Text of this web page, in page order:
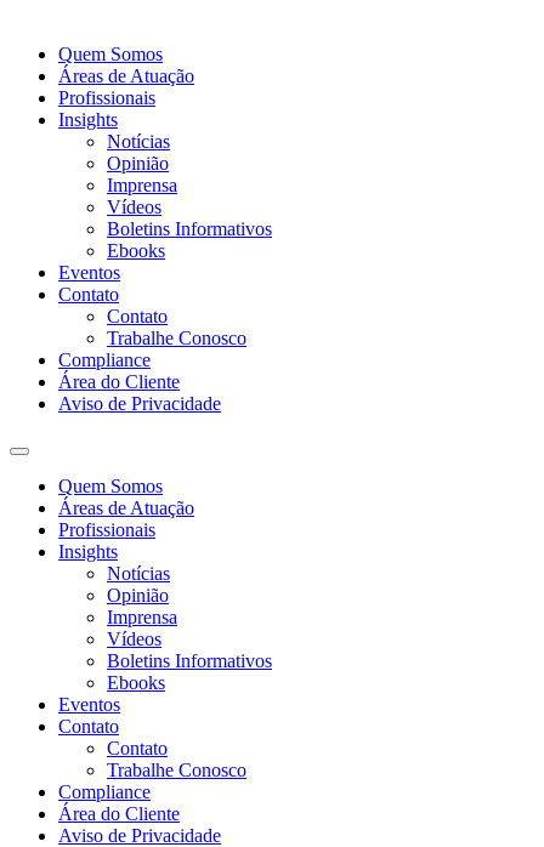
Quem Somos
Áreas de Atuação
Profissionais
Insights
Notícias
Opinião
Imprensa
Vídeos
Boletins Informativos
Ebooks
Eventos
Contato
Contato
Trabalhe Conosco
Compliance
Área do Cliente
Aviso de Privacidade
Quem Somos
Áreas de Atuação
Profissionais
Insights
Notícias
Opinião
Imprensa
Vídeos
Boletins Informativos
Ebooks
Eventos
Contato
Contato
Trabalhe Conosco
Compliance
Área do Cliente
Aviso de Privacidade